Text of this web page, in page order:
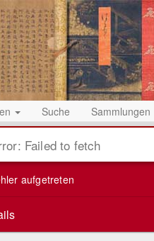
Suche Sammlungen
Failed to fetch
aufgetreten